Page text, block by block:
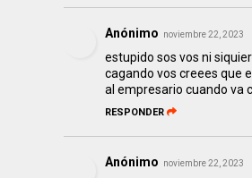
Anónimo noviembre 22, 2023
estupido sos vos ni
cagando vos creees que
al empresario cuando va
RESPONDER
Anónimo noviembre 22, 2023